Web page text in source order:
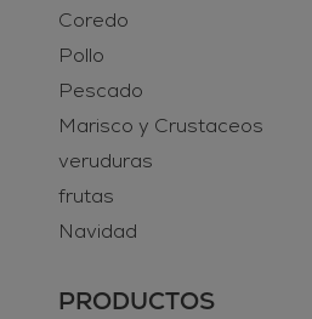
Coredo
Pollo
Pescado
Marisco y Crustaceos
veruduras
frutas
Navidad
PRODUCTOS